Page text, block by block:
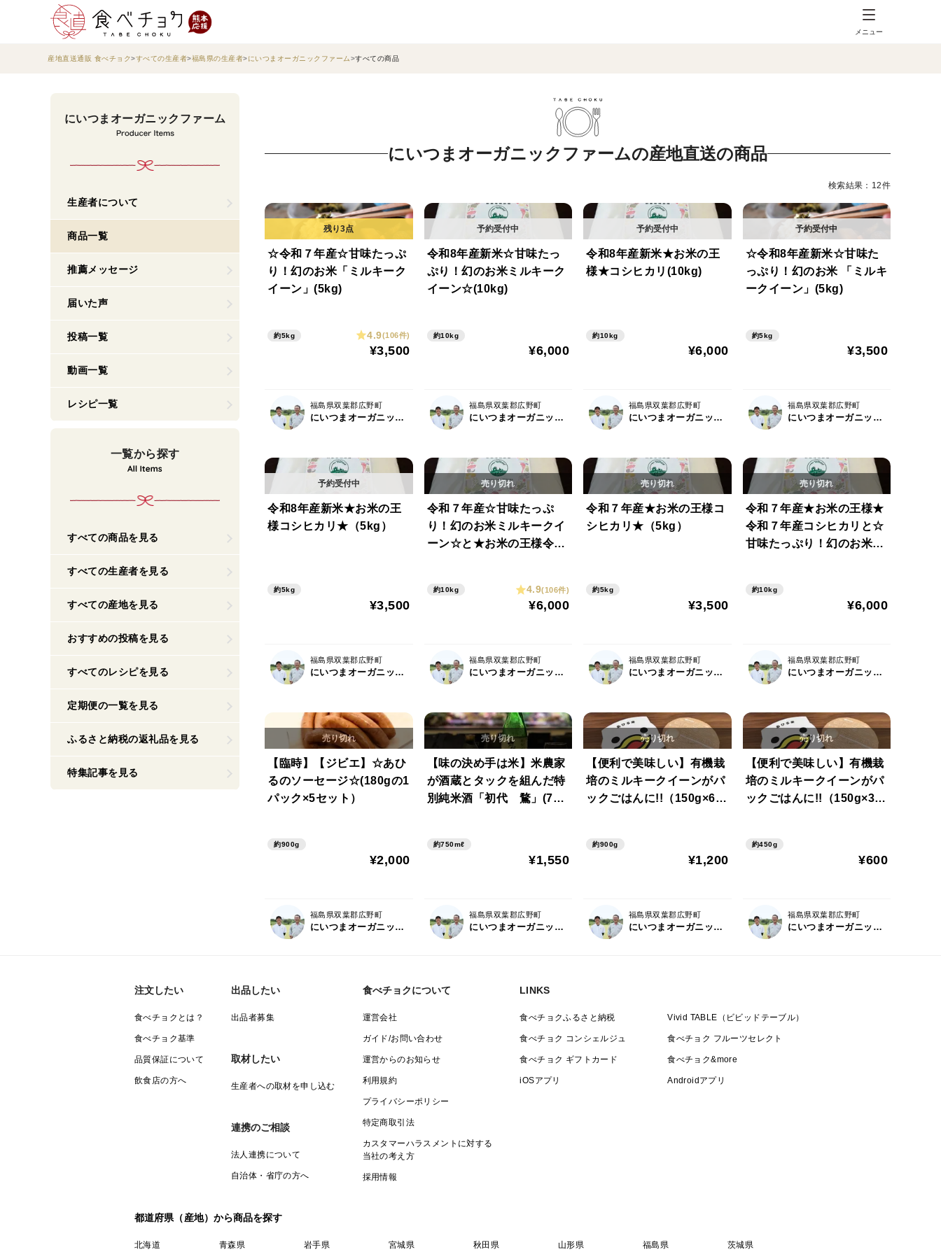
メニュー
産地直送通販 食べチョク すべての生産者 福島県の生産者 にいつまオーガニックファーム すべての商品
にいつまオーガニックファーム
生産者について
商品一覧
推薦メッセージ
届いた声
投稿一覧
動画一覧
レシピ一覧
一覧から探す
すべての商品を見る
すべての生産者を見る
すべての産地を見る
おすすめの投稿を見る
すべてのレシピを見る
定期便の一覧を見る
ふるさと納税の返礼品を見る
特集記事を見る
にいつまオーガニックファームの産地直送の商品
検索結果：12件
☆令和７年産☆甘味たっぷ
り！幻のお米「ミルキーク
イーン」(5kg)
約5kg 4.9(106件)
¥3,500
福島県双葉郡広野町
にいつまオーガニックファーム
令和8年産新米☆甘味たっ
ぷり！幻のお米ミルキーク
イーン☆(10kg)
約10kg
¥6,000
福島県双葉郡広野町
にいつまオーガニックファーム
令和8年産新米★お米の王
様★コシヒカリ(10kg)
約10kg
¥6,000
福島県双葉郡広野町
にいつまオーガニックファーム
☆令和8年産新米☆甘味た
っぷり！幻のお米 「ミルキ
ークイーン」(5kg)
約5kg
¥3,500
福島県双葉郡広野町
にいつまオーガニックファーム
令和8年産新米★お米の王
様コシヒカリ★（5kg）
約5kg
¥3,500
福島県双葉郡広野町
にいつまオーガニックファーム
令和７年産☆甘味たっぷ
り！幻のお米ミルキークイ
ーン☆と★お米の王様令和
約10kg 4.9(106件)
¥6,000
福島県双葉郡広野町
にいつまオーガニックファーム
令和７年産★お米の王様コ
シヒカリ★（5kg）
約5kg
¥3,500
福島県双葉郡広野町
にいつまオーガニックファーム
令和７年産★お米の王様★
令和７年産コシヒカリと☆
甘味たっぷり！幻のお米ミ
約10kg
¥6,000
福島県双葉郡広野町
にいつまオーガニックファーム
【臨時】【ジビエ】☆あひ
るのソーセージ☆(180gの1
パック×5セット）
約900g
¥2,000
福島県双葉郡広野町
にいつまオーガニックファーム
【味の決め手は米】米農家
が酒蔵とタックを組んだ特
別純米酒「初代 鶩」(720
約750mℓ
¥1,550
福島県双葉郡広野町
にいつまオーガニックファーム
【便利で美味しい】有機栽
培のミルキークイーンがパ
ックごはんに!!（150g×6
約900g
¥1,200
福島県双葉郡広野町
にいつまオーガニックファーム
【便利で美味しい】有機栽
培のミルキークイーンがパ
ックごはんに!!（150g×3
約450g
¥600
福島県双葉郡広野町
にいつまオーガニックファーム
注文したい
食べチョクとは？
食べチョク基準
品質保証について
飲食店の方へ
出品したい
出品者募集
取材したい
生産者への取材を申し込む
連携のご相談
法人連携について
自治体・省庁の方へ
食べチョクについて
運営会社
ガイド/お問い合わせ
運営からのお知らせ
利用規約
プライバシーポリシー
特定商取引法
カスタマーハラスメントに対する
当社の考え方
採用情報
LINKS
食べチョクふるさと納税 Vivid TABLE（ビビッドテーブル）
食べチョク コンシェルジュ 食べチョク フルーツセレクト
食べチョク ギフトカード 食べチョク&more
iOSアプリ Androidアプリ
都道府県（産地）から商品を探す
北海道 青森県 岩手県 宮城県 秋田県 山形県 福島県 茨城県